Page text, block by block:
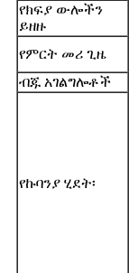
የክፍያ ውሎችን
ይዘዙ
የምርት መሪ ጊዜ
ብጁ አገልግሎቶች
የኩባንያ ሂደት፡